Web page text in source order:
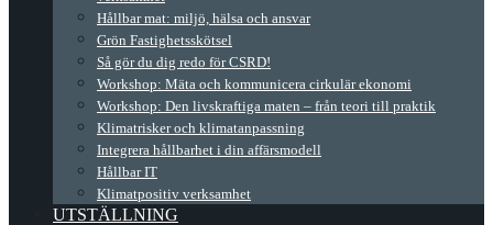
Hållbar mat: miljö, hälsa och ansvar
Grön Fastighetsskötsel
Så gör du dig redo för CSRD!
Workshop: Mäta och kommunicera cirkulär ekonomi
Workshop: Den livskraftiga maten – från teori till praktik
Klimatrisker och klimatanpassning
Integrera hållbarhet i din affärsmodell
Hållbar IT
Klimatpositiv verksamhet
UTSTÄLLNING